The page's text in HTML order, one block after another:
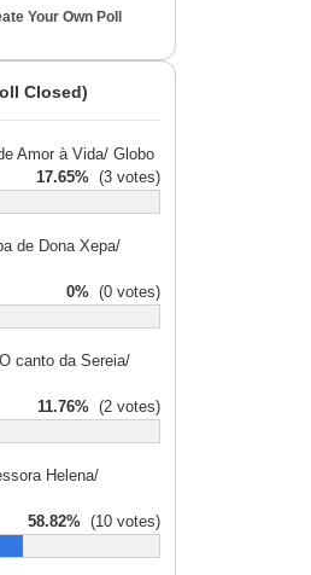
Your Own Poll
Closed)
Amor à Vida/ Globo
17.65% (3 votes)
de Dona Xepa/
0% (0 votes)
canto da Sereia/
11.76% (2 votes)
Helena/
58.82% (10 votes)